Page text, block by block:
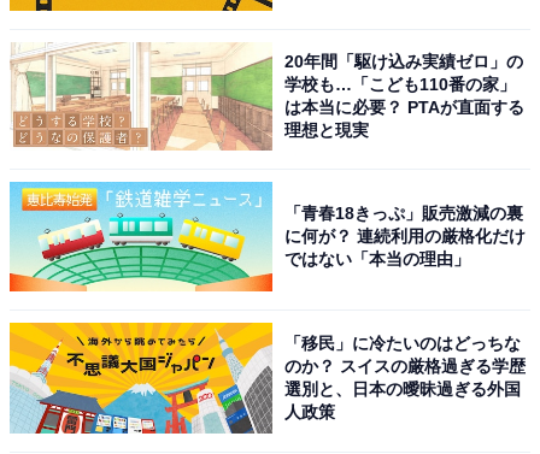
1位には綾野剛さんが選ばれました。綾野さんは、2003
俳優デビュー。以降、NHK連続テレビ小説やNHK大河ド
ラマにも出演し、どんな役でも演じられる俳優として人
気を集めます。
20年間「駆け込み実績ゼロ」の
学校も…「こども110番の家」
は本当に必要？ PTAが直面する
理想と現実
「青春18きっぷ」販売激減の裏
に何が？ 連続利用の厳格化だけ
ではない「本当の理由」
「移民」に冷たいのはどっちな
のか？ スイスの厳格過ぎる学歴
選別と、日本の曖昧過ぎる外国
人政策